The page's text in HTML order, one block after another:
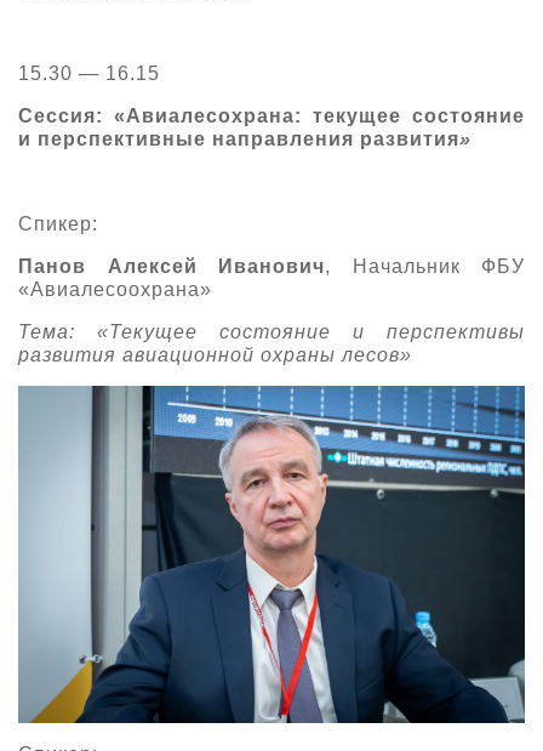
15.30 — 16.15
Сессия: «Авиалесохрана: текущее состояние
и перспективные направления развития»
Спикер:
Панов Алексей Иванович, Начальник ФБУ
«Авиалесоохрана»
Тема: «Текущее состояние и перспективы
развития авиационной охраны лесов»